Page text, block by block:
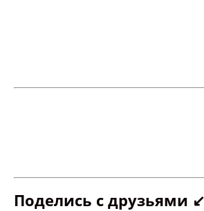
Поделись с друзьями ↙️